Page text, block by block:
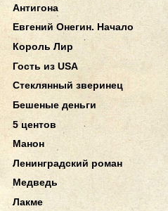
Антигона
Евгений Онегин. Начало
Король Лир
Гость из USA
Стеклянный зверинец
Бешеные деньги
5 центов
Манон
Ленинградский роман
Медведь
Лакме